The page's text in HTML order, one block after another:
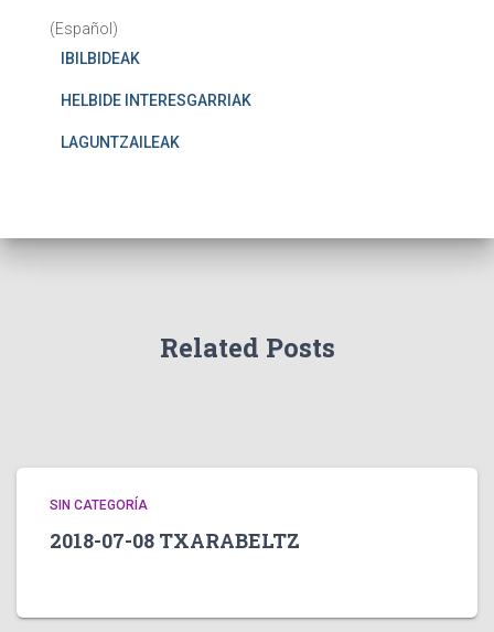
(Español)
IBILBIDEAK
HELBIDE INTERESGARRIAK
LAGUNTZAILEAK
Related Posts
SIN CATEGORÍA
2018-07-08 TXARABELTZ